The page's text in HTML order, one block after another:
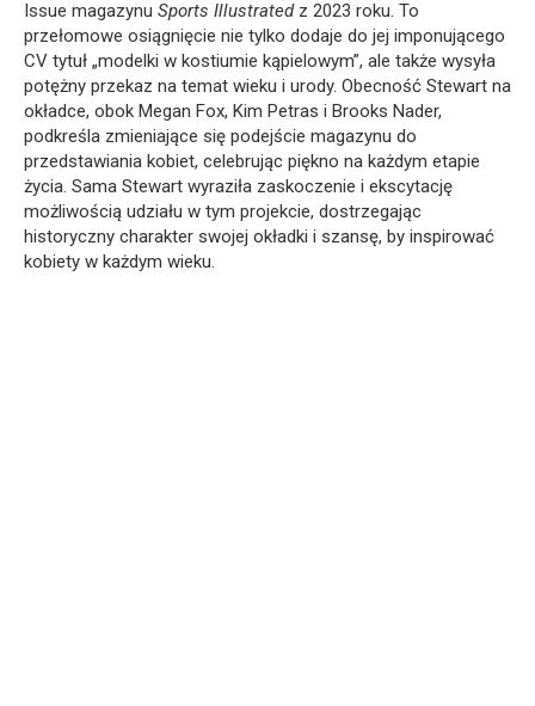
Issue magazynu Sports Illustratedz 2023 roku. To
przełomowe osiągnięcie nie tylko dodaje do jej imponującego
CV tytuł „modelki w kostiumie kąpielowym”, ale także wysyła
potężny przekaz na temat wieku i urody. Obecność Stewart na
okładce, obok Megan Fox, Kim Petras i Brooks Nader,
podkreśla zmieniające się podejście magazynu do
przedstawiania kobiet, celebrując piękno na każdym etapie
życia. Sama Stewart wyraziła zaskoczenie i ekscytację
możliwością udziału w tym projekcie, dostrzegając
historyczny charakter swojej okładki i szansę, by inspirować
kobiety w każdym wieku.